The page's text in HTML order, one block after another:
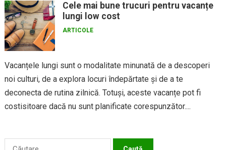
Cele mai bune trucuri pentru vacanțe
lungi low cost
ARTICOLE
Vacanțele lungi sunt o modalitate minunată de a descoperi
noi culturi, de a explora locuri îndepărtate și de a te
deconecta de rutina zilnică. Totuși, aceste vacanțe pot fi
costisitoare dacă nu sunt planificate corespunzător....
Caută